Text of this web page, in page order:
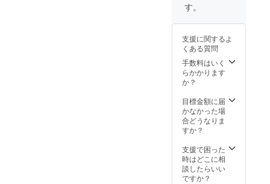
が適し
ポ
シェッ
トは透
明の塩
ビ製で
ショル
ダー紐
の色は
乳白
タビラ
イザー
の色
は、
す。
支援に関するよ
くある質問
手数料はいく
らかかります
か？
目標金額に届
かなかった場
合どうなりま
すか？
支援で困った
時はどこに相
談したらいい
ですか？